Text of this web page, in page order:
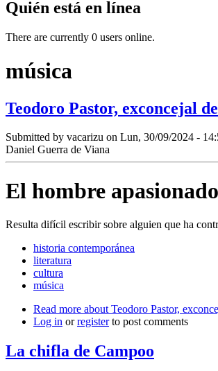
Quién está en línea
There are currently 0 users online.
música
Teodoro Pastor, exconcejal
Submitted by vacarizu on Lun, 30/09/2024 -
Daniel Guerra de Viana
El hombre
Resulta difícil escribir sobre alguien que ha
historia contemporánea
literatura
cultura
música
Read more about Teodoro Pastor,
Log in orregisterto post comments
La chifla de Campoo